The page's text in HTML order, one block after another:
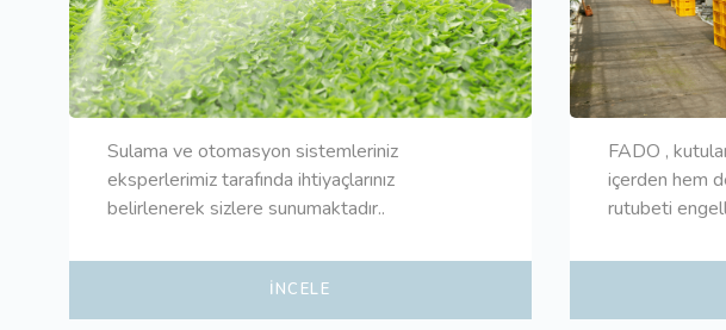
Sulama ve otomasyon sistemleriniz
eksperlerimiz tarafında ihtiyaçlarınız
belirlenerek sizlere sunumaktadır..
İNCELE
FADO ,
içerden hem
rutubeti